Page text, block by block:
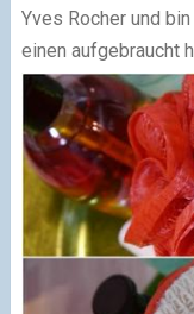
Yves Rocher und
einen aufgebraucht